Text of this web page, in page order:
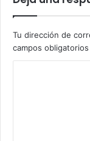
Tu dirección de
campos